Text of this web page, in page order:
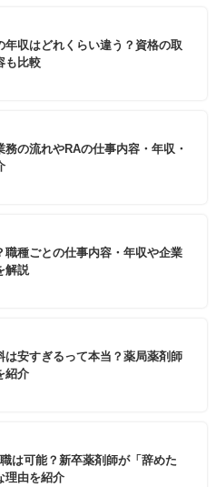
年収はどれくらい違う？資格の取
も比較
務の流れやRAの仕事内容・年収・
職種ごとの仕事内容・年収や企業
解説
は安すぎるって本当？薬局薬剤師
紹介
は可能？新卒薬剤師が「辞めた
理由を紹介